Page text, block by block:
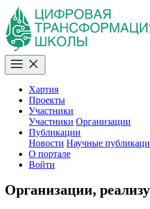
Хартия
Проекты
Участники
Участники Организации
Публикации
Новости Научные
О портале
Войти
Организации,